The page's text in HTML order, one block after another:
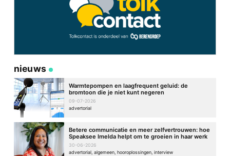
nieuws
Warmtepompen en laagfrequent geluid: de
bromtoon die je niet kunt negeren
09-07-2026
advertorial
Betere communicatie en meer zelfvertrouwen: hoe
Speaksee Imelda helpt om te groeien in haar werk
30-06-2026
advertorial, algemeen, hooroplossingen, interview